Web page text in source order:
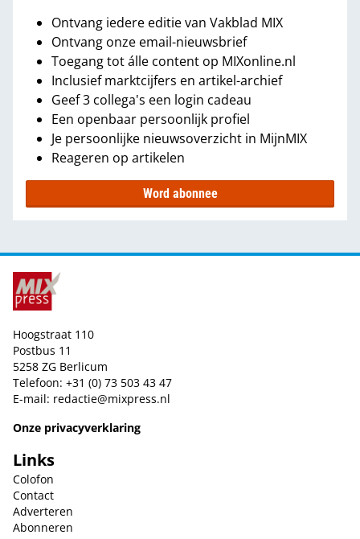
Ontvang iedere editie van Vakblad MIX
Ontvang onze email-nieuwsbrief
Toegang tot álle content op MIXonline.nl
Inclusief marktcijfers en artikel-archief
Geef 3 collega's een login cadeau
Een openbaar persoonlijk profiel
Je persoonlijke nieuwsoverzicht in MijnMIX
Reageren op artikelen
Word abonnee
Hoogstraat 110
Postbus 11
5258 ZG Berlicum
Telefoon: +31 (0) 73 503 43 47
E-mail: redactie@mixpress.nl
Onze privacyverklaring
Links
Colofon
Contact
Adverteren
Abonneren